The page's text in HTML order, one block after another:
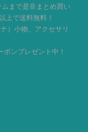
まで是非まとめ買い
上で送料無料！
）小物、アクセサリ
ンプレゼント中！